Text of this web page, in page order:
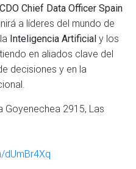
Chief Data Officer Spain
a líderes del mundo de
Inteligencia Artificial y los
en aliados clave del
decisiones y en la
Goyenechea 2915, Las
dUmBr4Xq